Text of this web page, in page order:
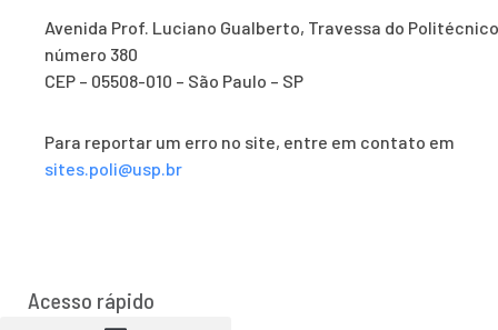
Avenida Prof. Luciano Gualberto, Travessa do
número 380
CEP – 05508-010 – São Paulo – SP
Para reportar um erro no site, entre em contato em
sites.poli@usp.br
Acesso rápido